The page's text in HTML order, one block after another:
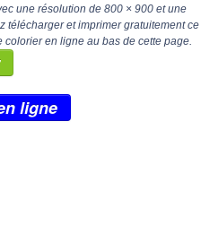
une résolution de 800 × 900 et une
télécharger et imprimer gratuitement ce
en ligne au bas de cette page.
ligne